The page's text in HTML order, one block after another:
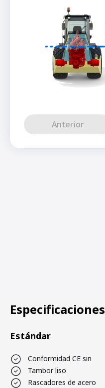
Anterior
Especificaciones
Estándar
Conformidad CE sin
Tambor liso
Rascadores de acero